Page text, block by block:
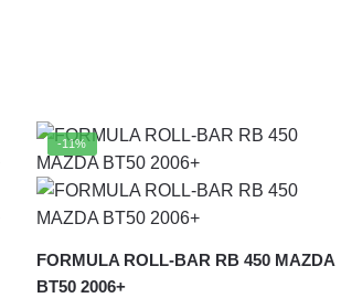
-11%
FORMULA ROLL-BAR RB 450 MAZDA
BT50 2006+